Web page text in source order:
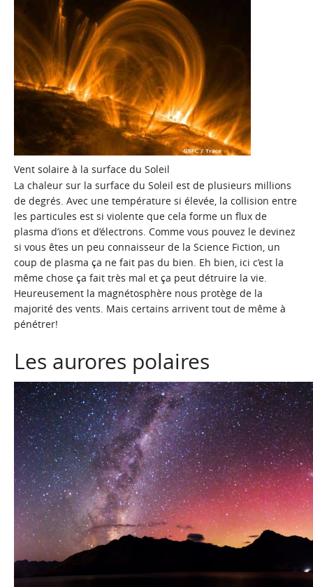
Vent solaire à la surface du Soleil
La chaleur sur la surface du Soleil est de plusieurs millions
de degrés. Avec une température si élevée, la collision entre
les particules est si violente que cela forme un flux de
plasma d’ions et d’électrons. Comme vous pouvez le devinez
si vous êtes un peu connaisseur de la Science Fiction, un
coup de plasma ça ne fait pas du bien. Eh bien, ici c’est la
même chose ça fait très mal et ça peut détruire la vie.
Heureusement la magnétosphère nous protège de la
majorité des vents. Mais certains arrivent tout de même à
pénétrer!
Les aurores polaires